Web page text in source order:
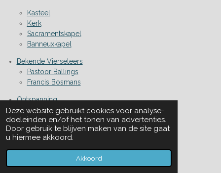
Deze website gebruikt cookies voor analyse-
doeleinden en/of het tonen van advertenties.
Door gebruik te blijven maken van de site gaat
u hiermee akkoord.
Akkoord
Kasteel
Kerk
Sacramentskapel
Banneuxkapel
Bekende Vierseleers
Pastoor Ballings
Francis Bosmans
Ontspanning
De Val
De Vierseleer
Verenigingen
Dorpsraad
Sport en spel